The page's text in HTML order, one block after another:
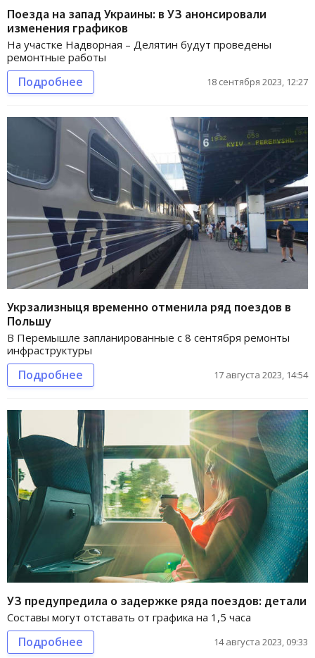
Поезда на запад Украины: в УЗ анонсировали
изменения графиков
На участке Надворная – Делятин будут проведены
ремонтные работы
Подробнее 18 сентября 2023, 12:27
Укрзализныця временно отменила ряд поездов в
Польшу
В Перемышле запланированные с 8 сентября ремонты
инфраструктуры
Подробнее 17 августа 2023, 14:54
УЗ предупредила о задержке ряда поездов: детали
Составы могут отставать от графика на 1,5 часа
Подробнее 14 августа 2023, 09:33